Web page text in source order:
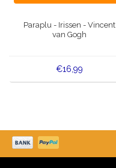
Paraplu - Irissen - Vincent
van Gogh
€16,99